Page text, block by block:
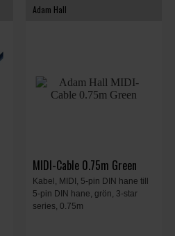
Adam Hall
MIDI-Cable 0.75m Green
Kabel, MIDI, 5-pin DIN hane till
5-pin DIN hane, grön, 3-star
series, 0.75m